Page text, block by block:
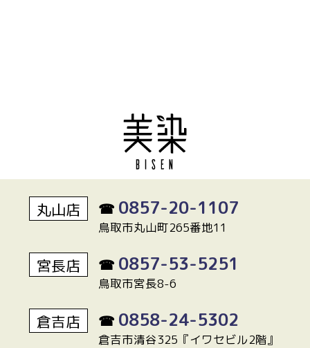
丸山店 ☎ 0857-20-1107
鳥取市丸山町265番地11
宮長店 ☎ 0857-53-5251
鳥取市宮長8-6
倉吉店 ☎ 0858-24-5302
倉吉市清谷325『イワセビル2階』